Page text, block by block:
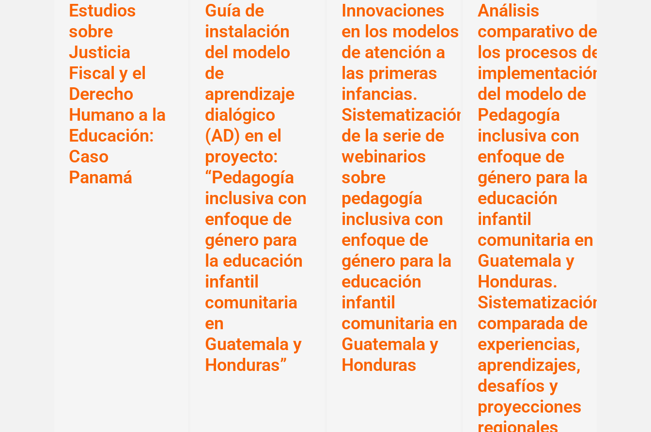
Estudios
sobre
Justicia
Fiscal y el
Derecho
Humano a la
Educación:
Caso
Panamá
Guía de
instalación
del modelo
de
aprendizaje
dialógico
(AD) en el
proyecto:
“Pedagogía
inclusiva con
enfoque de
género para
la educación
infantil
comunitaria
en
Guatemala y
Honduras”
Innovaciones
en los modelos
de atención a
las primeras
infancias.
Sistematización
de la serie de
webinarios
sobre
pedagogía
inclusiva con
enfoque de
género para la
educación
infantil
comunitaria en
Guatemala y
Honduras
Análisis
comparativo de
los procesos de
implementación
del modelo de
Pedagogía
inclusiva con
enfoque de
género para la
educación
infantil
comunitaria en
Guatemala y
Honduras.
Sistematización
comparada de
experiencias,
aprendizajes,
desafíos y
proyecciones
regionales